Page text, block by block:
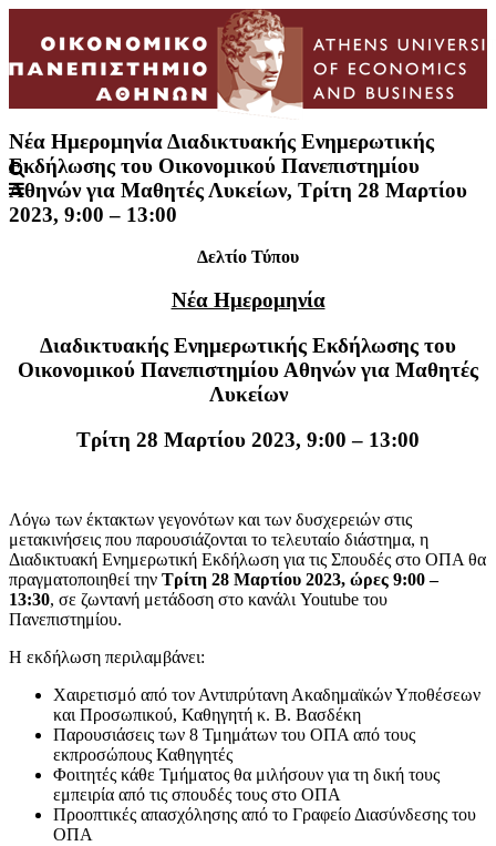
Alumni e-shop
Νέα Ημερομηνία Διαδικτυακής Ενημερωτικής
Εκδήλωσης του Οικονομικού Πανεπιστημίου
Αθηνών για Μαθητές Λυκείων, Τρίτη 28 Μαρτίου
2023, 9:00 – 13:00
Δελτίο Τύπου
Νέα Ημερομηνία
Διαδικτυακής Ενημερωτικής Εκδήλωσης του
Οικονομικού Πανεπιστημίου Αθηνών για Μαθητές
Λυκείων
Τρίτη 28 Μαρτίου 2023, 9:00 – 13:00
Λόγω των έκτακτων γεγονότων και των δυσχερειών στις
μετακινήσεις που παρουσιάζονται το τελευταίο διάστημα, η
Διαδικτυακή Ενημερωτική Εκδήλωση για τις Σπουδές στο ΟΠΑ θα
πραγματοποιηθεί την Τρίτη 28 Μαρτίου 2023, ώρες 9:00 –
13:30, σε ζωντανή μετάδοση στο κανάλι Youtube του
Πανεπιστημίου.
Η εκδήλωση περιλαμβάνει:
Χαιρετισμό από τον Αντιπρύτανη Ακαδημαϊκών Υποθέσεων
και Προσωπικού, Καθηγητή κ. Β. Βασδέκη
Παρουσιάσεις των 8 Τμημάτων του ΟΠΑ από τους
εκπροσώπους Καθηγητές
Φοιτητές κάθε Τμήματος θα μιλήσουν για τη δική τους
εμπειρία από τις σπουδές τους στο ΟΠΑ
Προοπτικές απασχόλησης από το Γραφείο Διασύνδεσης του
ΟΠΑ